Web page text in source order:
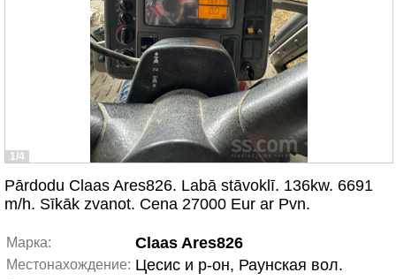
1/4
Pārdodu Claas Ares826. Labā stāvoklī. 136kw. 6691
m/h. Sīkāk zvanot. Cena 27000 Eur ar Pvn.
Марка: Claas Ares826
Местонахождение: Цесис и р-он, Раунская вол.